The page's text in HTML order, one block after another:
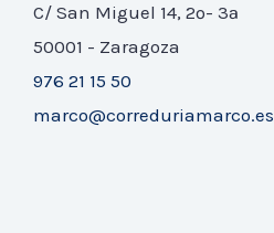
C/ San Miguel 14, 2º- 3ª
50001 - Zaragoza
976 21 15 50
marco@correduriamarco.es